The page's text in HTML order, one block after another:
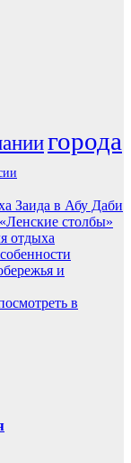
города
Заида в Абу Даби
столбы»
отдыха
и
в